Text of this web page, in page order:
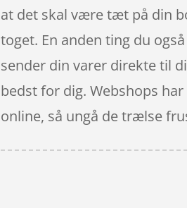
at det skal være tæt på din
toget. En anden ting du
sender din varer direkte til
bedst for dig. Webshops
online, så ungå de trælse